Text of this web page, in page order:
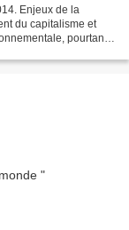
Enjeux de la
du capitalisme et
pourtant